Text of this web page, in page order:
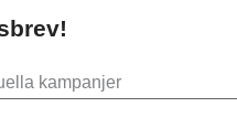
kampanjer